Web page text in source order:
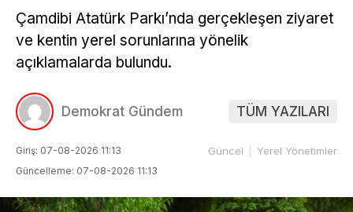
Çamdibi Atatürk Parkı’nda gerçekleşen ziyaret
ve kentin yerel sorunlarına yönelik
açıklamalarda bulundu.
Demokrat Gündem TÜM YAZILARI
Giriş: 07-08-2026 11:13
Güncelleme: 07-08-2026 11:13
Güncel Yerel Yönetimler